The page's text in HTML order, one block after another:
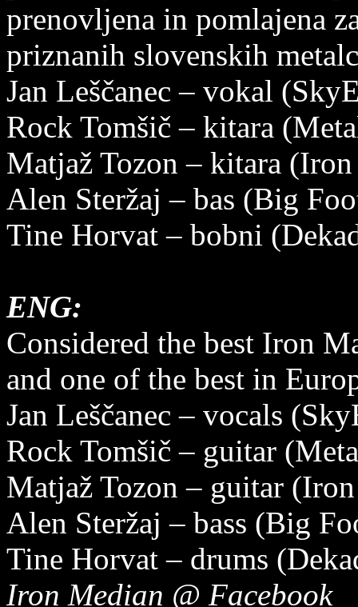
prenovljena in pomlajena
priznanih slovenskih
Jan Leščanec – vokal
Rock Tomšič – kitara
Matjaž Tozon – kitara
Alen Steržaj – bas (Big
Tine Horvat – bobni
ENG:
Considered the best Iron
and one of the best in
Jan Leščanec – vocals
Rock Tomšič – guitar
Matjaž Tozon – guitar
Alen Steržaj – bass (Big
Tine Horvat – drums
Iron Median @ Facebook